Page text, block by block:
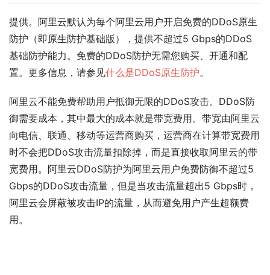
提供。阿里云默认为每个阿里云用户开启免费的DDoS原生
防护（即原生防护基础版），提供不超过5 Gbps的DDoS
基础防护能力。免费的DDoS防护无需您购买、开通和配
置。更多信息，请参见什么是DDoS原生防护。
阿里云不能免费帮助用户抵御无限的DDoS攻击。DDoS防
御需要成本，其中最大的成本就是带宽费用。带宽由阿里云
向电信、联通、移动等运营商购买，运营商在计算带宽费用
时不会把DDoS攻击流量扣除掉，而是直接收取阿里云的带
宽费用。阿里云DDoS防护为阿里云用户免费防御不超过5
Gbps的DDoS攻击流量，但是当攻击流量超出5 Gbps时，
阿里云会屏蔽被攻击IP的流量，从而避免用户产生超额费
用。